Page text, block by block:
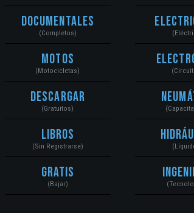
Documentales
(Completos)
Motos
(Motocicletas)
Descargar
(Gratuitos)
Libros
(Sin Registrarse)
Gratis
(Bajar)